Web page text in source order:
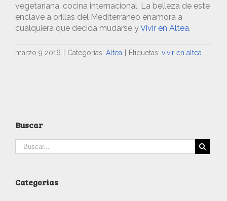
vegetariana, cocina internacional. La belleza de este
enclave a orillas del Mediterráneo enamora a
cualquiera que decida mudarse yVivir en Altea.
marzo 9 2016 Categorías: Altea Etiquetas: vivir en altea
Buscar
Categorias